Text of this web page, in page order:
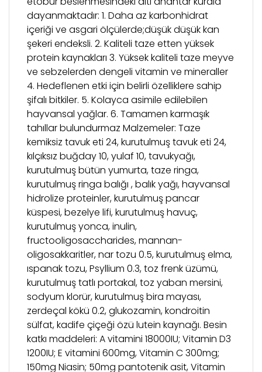
dayanmaktadır: 1. Daha az karbonhidrat
içeriği ve asgari ölçülerde;düşük düşük kan
şekeri endeksli. 2. Kaliteli taze etten yüksek
protein kaynakları 3. Yüksek kaliteli taze meyve
ve sebzelerden dengeli vitamin ve mineraller
4. Hedeflenen etki için belirli özelliklere sahip
şifalı bitkiler. 5. Kolayca asimile edilebilen
hayvansal yağlar. 6. Tamamen karmaşık
tahıllar bulundurmaz Malzemeler: Taze
kemiksiz tavuk eti 24, kurutulmuş tavuk eti 24,
kılçıksız buğday 10, yulaf 10, tavukyağı,
kurutulmuş bütün yumurta, taze ringa,
kurutulmuş ringa balığı , balık yağı, hayvansal
hidrolize proteinler, kurutulmuş pancar
küspesi, bezelye lifi, kurutulmuş havuç,
kurutulmuş yonca, inulin,
fructooligosaccharides, mannan-
oligosakkaritler, nar tozu 0.5, kurutulmuş elma,
ıspanak tozu, Psyllium 0.3, toz frenk üzümü,
kurutulmuş tatlı portakal, toz yaban mersini,
sodyum klorür, kurutulmuş bira mayası,
zerdeçal kökü 0.2, glukozamin, kondroitin
sülfat, kadife çiçeği özü lutein kaynağı. Besin
katkı maddeleri: A vitamini 18000IU; Vitamin D3
1200IU; E vitamini 600mg, Vitamin C 300mg;
150mg Niasin; 50mg pantotenik asit, Vitamin